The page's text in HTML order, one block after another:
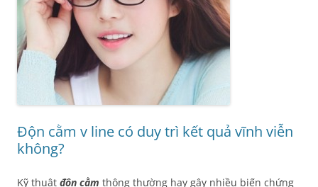
Độn cằm v line có duy trì kết quả vĩnh viễn
không?
Kỹ thuật độn cằm thông thường hay gây nhiều biến chứng